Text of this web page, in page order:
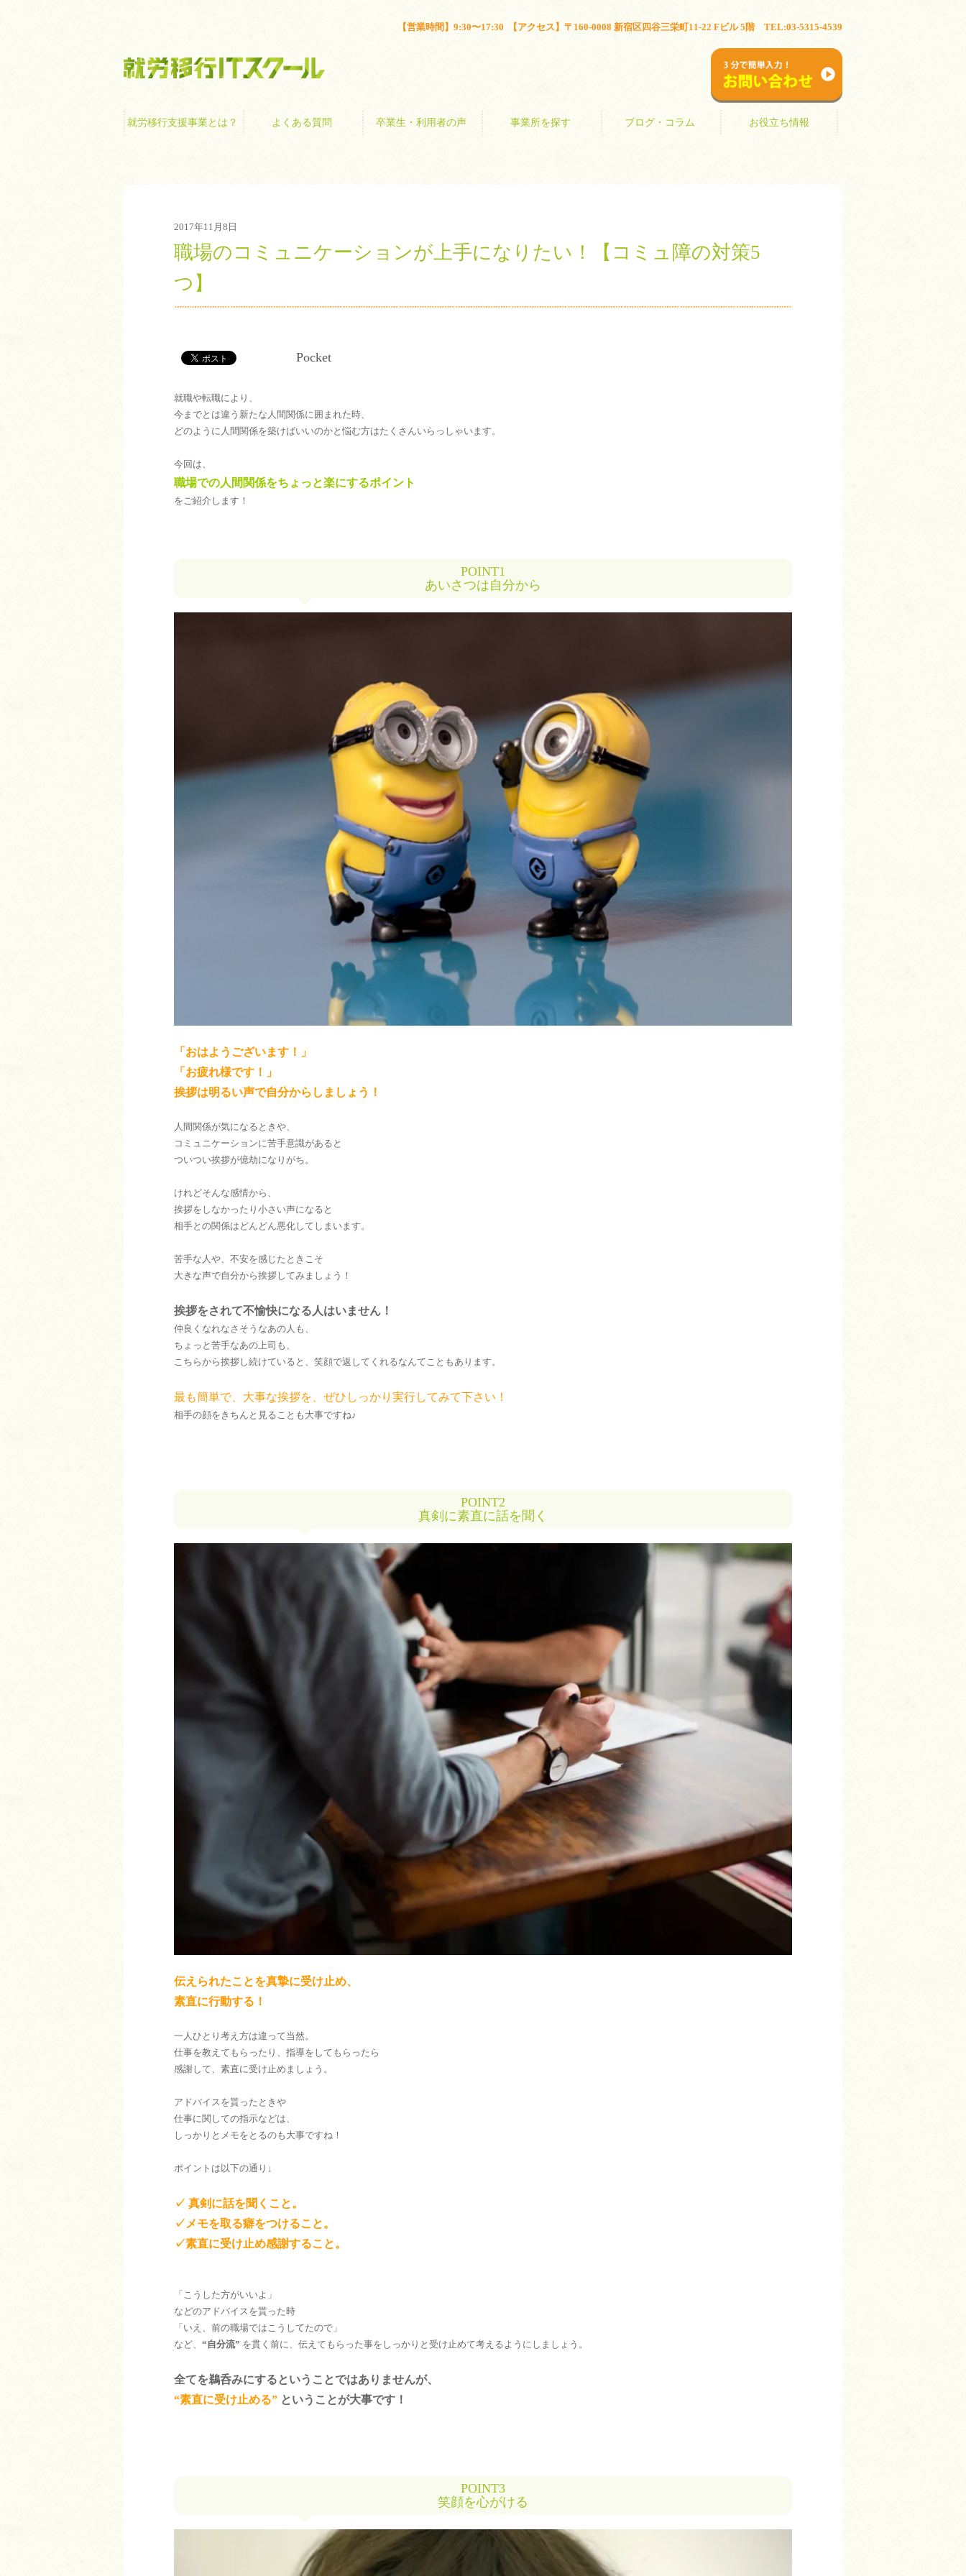
【営業時間】9:30〜17:30 【アクセス】〒160-0008 新宿区四谷三栄町11-22 Fビル 5階 TEL:03-5315-4539
就労移行支援事業とは？ よくある質問 卒業生・利用者の声 事業所を探す ブログ・コラム お役立ち情報
2017年11月8日
職場のコミュニケーションが上手になりたい！【コミュ障の対策5
つ】
Pocket
就職や転職により、
今までとは違う新たな人間関係に囲まれた時、
どのように人間関係を築けばいいのかと悩む方はたくさんいらっしゃいます。
今回は、
職場での人間関係をちょっと楽にするポイント
をご紹介します！
POINT1
あいさつは自分から
「おはようございます！」
「お疲れ様です！」
挨拶は明るい声で自分からしましょう！
人間関係が気になるときや、
コミュニケーションに苦手意識があると
ついつい挨拶が億劫になりがち。
けれどそんな感情から、
挨拶をしなかったり小さい声になると
相手との関係はどんどん悪化してしまいます。
苦手な人や、不安を感じたときこそ
大きな声で自分から挨拶してみましょう！
挨拶をされて不愉快になる人はいません！
仲良くなれなさそうなあの人も、
ちょっと苦手なあの上司も、
こちらから挨拶し続けていると、笑顔で返してくれるなんてこともあります。
最も簡単で、大事な挨拶を、ぜひしっかり実行してみて下さい！
相手の顔をきちんと見ることも大事ですね♪
POINT2
真剣に素直に話を聞く
伝えられたことを真摯に受け止め、
素直に行動する！
一人ひとり考え方は違って当然。
仕事を教えてもらったり、指導をしてもらったら
感謝して、素直に受け止めましょう。
アドバイスを貰ったときや
仕事に関しての指示などは、
しっかりとメモをとるのも大事ですね！
ポイントは以下の通り↓
✓ 真剣に話を聞くこと。
✓メモを取る癖をつけること。
✓素直に受け止め感謝すること。
「こうした方がいいよ」
などのアドバイスを貰った時
「いえ、前の職場ではこうしてたので」
など、 “自分流” を貫く前に、伝えてもらった事をしっかりと受け止めて考えるようにしましょう。
全てを鵜呑みにするということではありませんが、
“素直に受け止める” ということが大事です！
POINT3
笑顔を心がける